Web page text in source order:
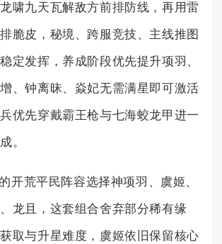
啸九天瓦解敌方前排防线，再用雷
脆皮，秘境、跨服竞技、主线推图
定发挥，养成阶段优先提升项羽、
、钟离昧、焱妃无需满星即可激活
优先穿戴霸王枪与七海蛟龙甲进一
。
开荒平民阵容选择神项羽、虞姬、
龙且，这套组合舍弃部分稀有缘
取与升星难度，虞姬依旧保留核心